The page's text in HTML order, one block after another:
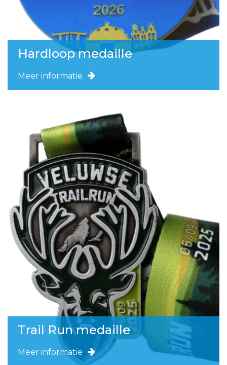
Hardloop medaille
Meer informatie
Trail Run medaille
Meer informatie